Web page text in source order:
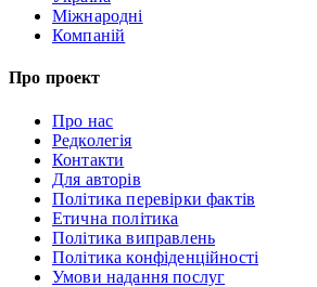
Міжнародні
Компаній
Про проект
Про нас
Редколегія
Контакти
Для авторів
Політика перевірки фактів
Етична політика
Політика виправлень
Політика конфіденційності
Умови надання послуг